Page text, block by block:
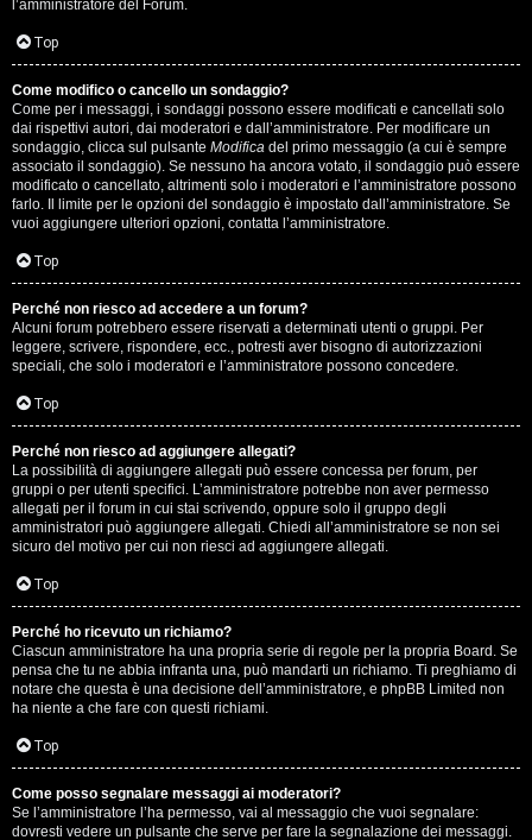
l’amministratore del Forum.
Top
Come modifico o cancello un sondaggio?
Come per i messaggi, i sondaggi possono essere modificati e cancellati solo
dai rispettivi autori, dai moderatori e dall’amministratore. Per modificare un
sondaggio, clicca sul pulsante Modifica del primo messaggio (a cui è sempre
associato il sondaggio). Se nessuno ha ancora votato, il sondaggio può essere
modificato o cancellato, altrimenti solo i moderatori e l’amministratore possono
farlo. Il limite per le opzioni del sondaggio è impostato dall’amministratore. Se
vuoi aggiungere ulteriori opzioni, contatta l’amministratore.
Top
Perché non riesco ad accedere a un forum?
Alcuni forum potrebbero essere riservati a determinati utenti o gruppi. Per
leggere, scrivere, rispondere, ecc., potresti aver bisogno di autorizzazioni
speciali, che solo i moderatori e l’amministratore possono concedere.
Top
Perché non riesco ad aggiungere allegati?
La possibilità di aggiungere allegati può essere concessa per forum, per
gruppi o per utenti specifici. L’amministratore potrebbe non aver permesso
allegati per il forum in cui stai scrivendo, oppure solo il gruppo degli
amministratori può aggiungere allegati. Chiedi all’amministratore se non sei
sicuro del motivo per cui non riesci ad aggiungere allegati.
Top
Perché ho ricevuto un richiamo?
Ciascun amministratore ha una propria serie di regole per la propria Board. Se
pensa che tu ne abbia infranta una, può mandarti un richiamo. Ti preghiamo di
notare che questa è una decisione dell’amministratore, e phpBB Limited non
ha niente a che fare con questi richiami.
Top
Come posso segnalare messaggi ai moderatori?
Se l’amministratore l’ha permesso, vai al messaggio che vuoi segnalare:
dovresti vedere un pulsante che serve per fare la segnalazione dei messaggi.
g
o
s
t
i
n
o
.
.
.
R
e
s
o
c
o
n
t
i
S